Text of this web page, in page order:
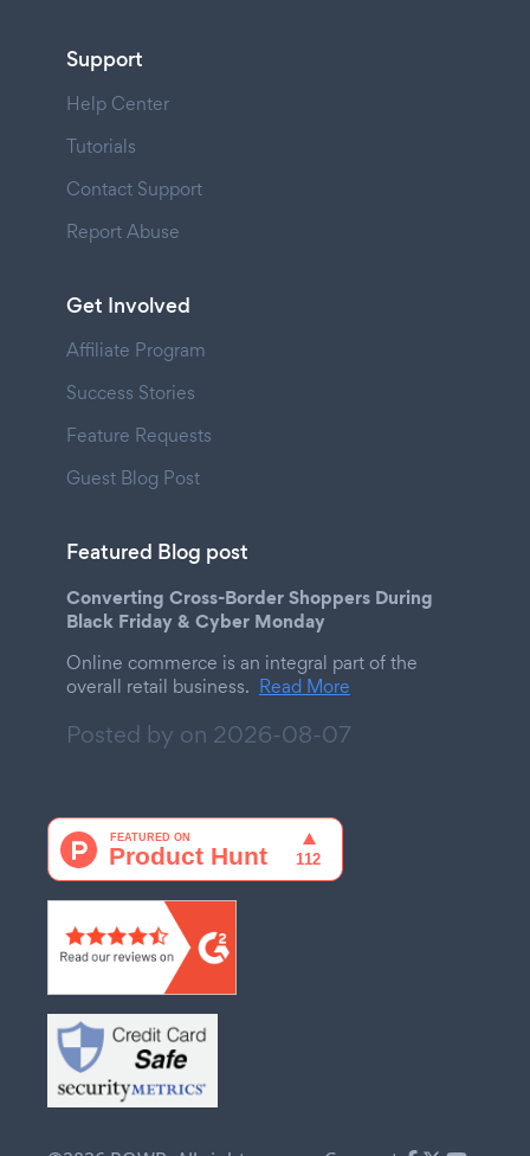
Support
Help Center
Tutorials
Contact Support
Report Abuse
Get Involved
Affiliate Program
Success Stories
Feature Requests
Guest Blog Post
Featured Blog post
Converting Cross-Border Shoppers During
Black Friday & Cyber Monday
Online commerce is an integral part of the
overall retail business. Read More
Posted by on 2026-08-07